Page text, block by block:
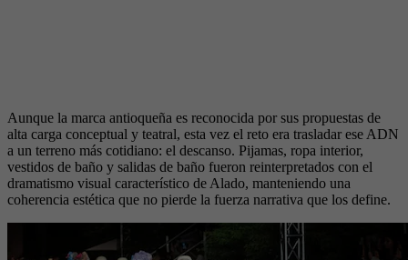
Aunque la marca antioqueña es reconocida por sus propuestas de
alta carga conceptual y teatral, esta vez el reto era trasladar ese ADN
a un terreno más cotidiano: el descanso. Pijamas, ropa interior,
vestidos de baño y salidas de baño fueron reinterpretados con el
dramatismo visual característico de Alado, manteniendo una
coherencia estética que no pierde la fuerza narrativa que los define.